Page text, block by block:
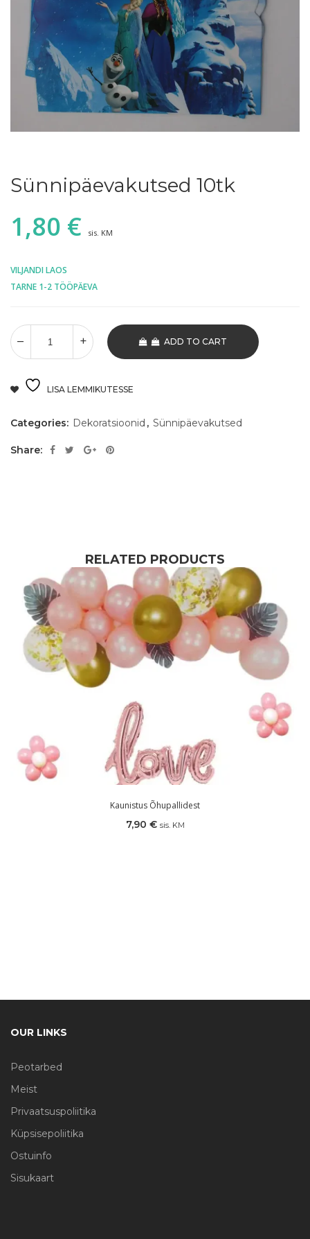
Sünnipäevakutsed 10tk
1,80 € sis. KM
VILJANDI LAOS
TARNE 1-2 TÖÖPÄEVA
ADD TO CART
LISA LEMMIKUTESSE
Categories: Dekoratsioonid , Sünnipäevakutsed
Share:
RELATED PRODUCTS
Kaunistus Õhupallidest
7,90 € sis. KM
OUR LINKS
Peotarbed
Meist
Privaatsuspoliitika
Küpsisepoliitika
Ostuinfo
Sisukaart